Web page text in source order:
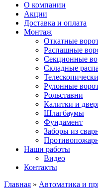
О компании
Акции
Доставка и оплата
Монтаж
Откатные
Распашные
Секционные
Складные
Рулонные
Рольставни
Калитки и
Шлагбаумы
Фундамент
Заборы из
Наши работы
Видео
Контакты
Главная » Автоматика и